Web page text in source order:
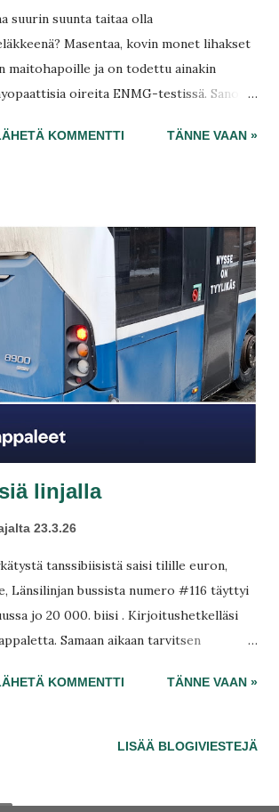
suurin suunta taitaa olla
Masentaa, kovin monet lihakset
maitohapoille ja on todettu ainakin
oireita ENMG-testissä. Sanoin
ja neurologisten oireiden kanssa!
lihaskatoa .
KOMMENTTI TÄNNE VAAN »
linjalla
23.3.26
tanssibiisistä saisi tilille euron,
Länsilinjan bussista numero #116 täyttyi
jo 20 000. biisi . Kirjoitushetkelläsi
Samaan aikaan tarvitsen
Linjalla eläkettä kohti. Ehkä pyöräilyn
lasku tulee jo: 71 euroa, jota et voi
KOMMENTTI TÄNNE VAAN »
LISÄÄ BLOGIVIESTEJÄ